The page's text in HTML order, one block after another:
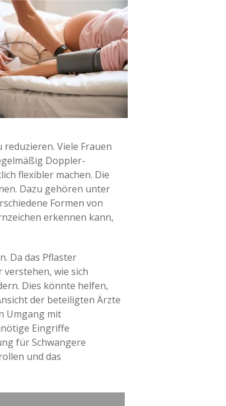
Viele Frauen
Doppler-
flexibler machen. Die
Dazu gehören unter
Formen von
erkennen kann,
Da das Pflaster
wie sich
Dies könnte helfen,
der beteiligten Ärzte
Umgang mit
Eingriffe
für Schwangere
und das